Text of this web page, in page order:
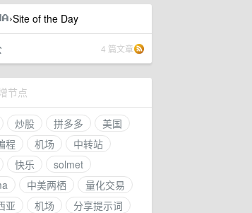
›Site of the Day
4 篇文章
节点
炒股 拼多多
美国
程
机场
中转站
快乐
solmet
中美两栖
量化交易
亚
机场
分享提示词